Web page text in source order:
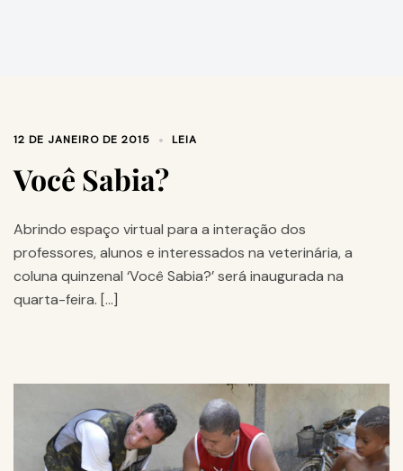
12 DE JANEIRO DE 2015 LEIA
Você Sabia?
Abrindo espaço virtual para a interação dos
professores, alunos e interessados na veterinária, a
coluna quinzenal ‘Você Sabia?’ será inaugurada na
quarta-feira. […]